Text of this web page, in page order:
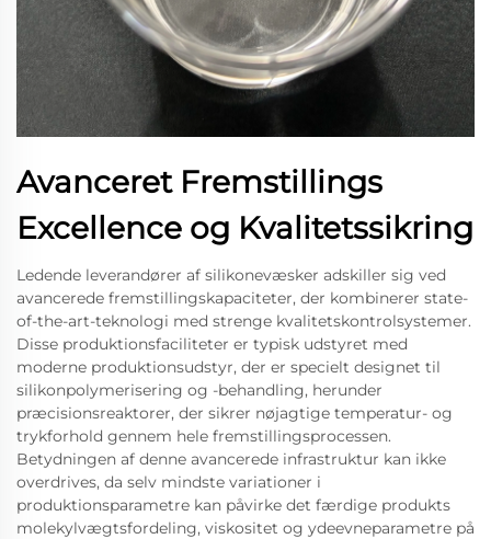
Avanceret Fremstillings
Excellence og Kvalitetssikring
Ledende leverandører af silikonevæsker adskiller sig ved
avancerede fremstillingskapaciteter, der kombinerer state-
of-the-art-teknologi med strenge kvalitetskontrolsystemer.
Disse produktionsfaciliteter er typisk udstyret med
moderne produktionsudstyr, der er specielt designet til
silikonpolymerisering og -behandling, herunder
præcisionsreaktorer, der sikrer nøjagtige temperatur- og
trykforhold gennem hele fremstillingsprocessen.
Betydningen af denne avancerede infrastruktur kan ikke
overdrives, da selv mindste variationer i
produktionsparametre kan påvirke det færdige produkts
molekylvægtsfordeling, viskositet og ydeevneparametre på